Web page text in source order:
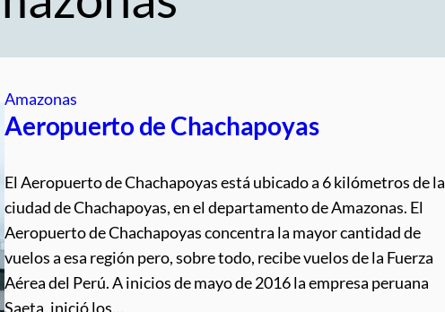
Amazonas
Aeropuerto de Chachapoyas
El Aeropuerto de Chachapoyas está ubicado a 6 kilómetros de la
ciudad de Chachapoyas, en el departamento de Amazonas. El
Aeropuerto de Chachapoyas concentra la mayor cantidad de
vuelos a esa región pero, sobre todo, recibe vuelos de la Fuerza
Aérea del Perú. A inicios de mayo de 2016 la empresa peruana
Saeta, inició los…